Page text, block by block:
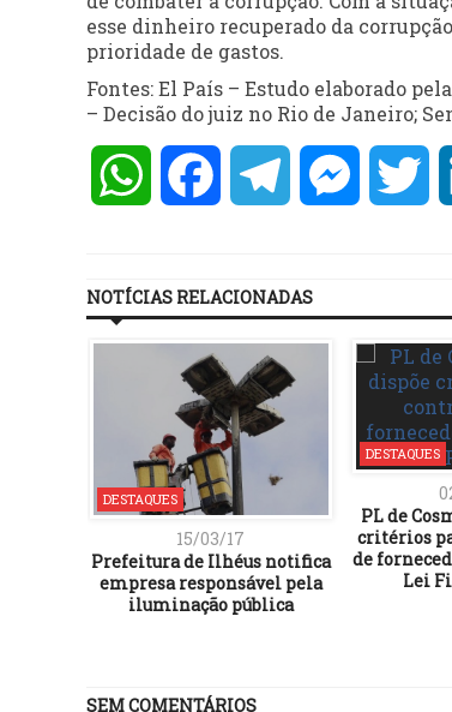
esse dinheiro recuperado da
prioridade de gastos.
Fontes: El País – Estudo elaborado
– Decisão do juiz no Rio de Janeiro;
WhatsAppFacebookTelegram
NOTÍCIAS RELACIONADAS
DESTAQUES
15/03/17
Prefeitura de Ilhéus notifica
empresa responsável pela
iluminação pública
DESTAQUES
PL de
critérios
de
Lei
SEM COMENTÁRIOS